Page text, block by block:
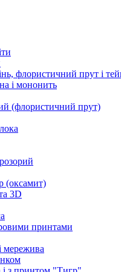
флористичний прут і
і мононить
(флористичний прут)
(оксамит)
3D
принтами
мережива